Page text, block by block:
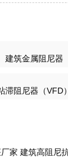
建筑金属阻尼器
滞阻尼器（VFD）